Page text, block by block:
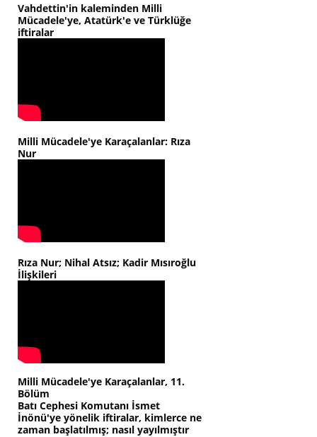
Vahdettin'in kaleminden Milli
Mücadele'ye, Atatürk'e ve Türklüğe
iftiralar
Milli Mücadele'ye Karaçalanlar: Rıza
Nur
Rıza Nur; Nihal Atsız; Kadir Mısıroğlu
İlişkileri
Milli Mücadele'ye Karaçalanlar, 11.
Bölüm
Batı Cephesi Komutanı İsmet
İnönü'ye yönelik iftiralar, kimlerce ne
zaman başlatılmış; nasıl yayılmıştır